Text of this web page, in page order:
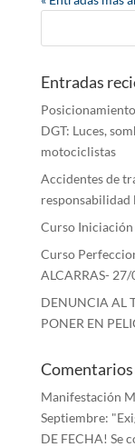
Entradas
DGT: Luces,
motociclistas
Accidentes de
responsabilidad
Curso
Curso
ALCARRAS-
DENUNCIA AL
PONER EN
Manifestación
Septiembre:
DE FECHA! Se